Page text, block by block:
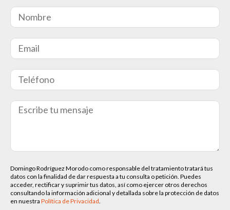
Domingo Rodríguez Morodo como responsable del tratamiento tratará tus
datos con la finalidad de dar respuesta a tu consulta o petición. Puedes
acceder, rectificar y suprimir tus datos, así como ejercer otros derechos
consultando la información adicional y detallada sobre la protección de datos
en nuestra Política de Privacidad.